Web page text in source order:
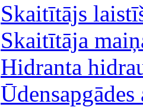
Skaitītājs
Skaitītāja
Hidranta